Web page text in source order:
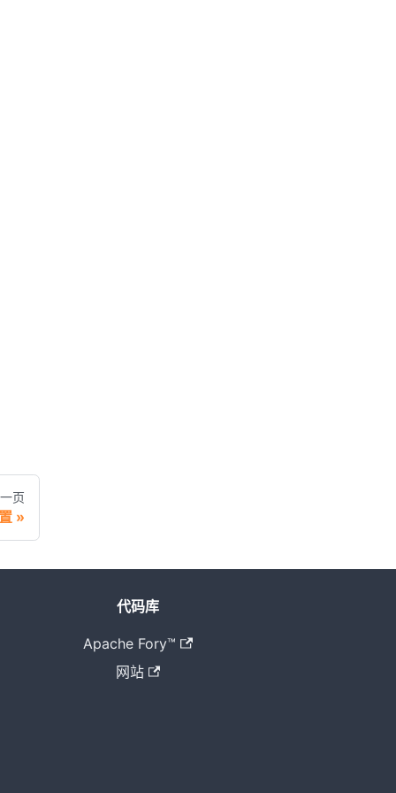
页
代码库
Apache Fory™
网站